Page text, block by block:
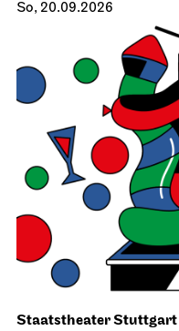
So, 20.09.2026
Staatstheater Stuttgart